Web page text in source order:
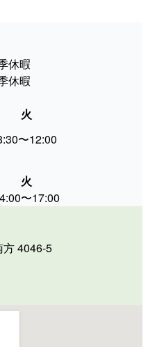
休暇
休暇
火
〜12:00
火
〜17:00
4046-5